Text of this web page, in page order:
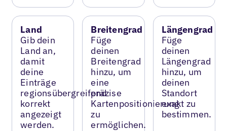
Land
Gib dein
Land an,
damit
deine
Einträge
regionsübergreifend
korrekt
angezeigt
werden.
Breitengrad
Füge
deinen
Breitengrad
hinzu, um
eine
präzise
Kartenpositionierung
zu
ermöglichen.
Längengrad
Füge
deinen
Längengrad
hinzu, um
deinen
Standort
exakt zu
bestimmen.